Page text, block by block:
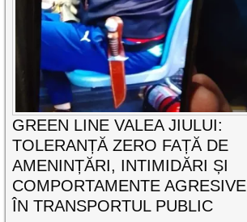
GREEN LINE VALEA JIULUI:
TOLERANȚĂ ZERO FAȚĂ DE
AMENINȚĂRI, INTIMIDĂRI ȘI
COMPORTAMENTE AGRESIVE
ÎN TRANSPORTUL PUBLIC